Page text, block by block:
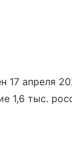
17 апреля
1,6 тыс.